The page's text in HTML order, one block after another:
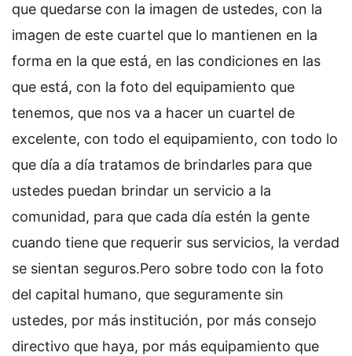
que quedarse con la imagen de ustedes, con la
imagen de este cuartel que lo mantienen en la
forma en la que está, en las condiciones en las
que está, con la foto del equipamiento que
tenemos, que nos va a hacer un cuartel de
excelente, con todo el equipamiento, con todo lo
que día a día tratamos de brindarles para que
ustedes puedan brindar un servicio a la
comunidad, para que cada día estén la gente
cuando tiene que requerir sus servicios, la verdad
se sientan seguros.Pero sobre todo con la foto
del capital humano, que seguramente sin
ustedes, por más institución, por más consejo
directivo que haya, por más equipamiento que